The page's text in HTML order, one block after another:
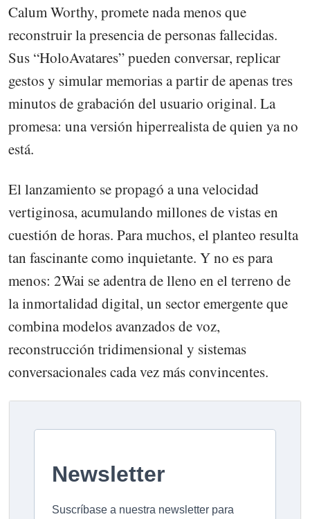
Calum Worthy, promete nada menos que
reconstruir la presencia de personas fallecidas.
Sus “HoloAvatares” pueden conversar, replicar
gestos y simular memorias a partir de apenas tres
minutos de grabación del usuario original. La
promesa: una versión hiperrealista de quien ya no
está.
El lanzamiento se propagó a una velocidad
vertiginosa, acumulando millones de vistas en
cuestión de horas. Para muchos, el planteo resulta
tan fascinante como inquietante. Y no es para
menos: 2Wai se adentra de lleno en el terreno de
la inmortalidad digital, un sector emergente que
combina modelos avanzados de voz,
reconstrucción tridimensional y sistemas
conversacionales cada vez más convincentes.